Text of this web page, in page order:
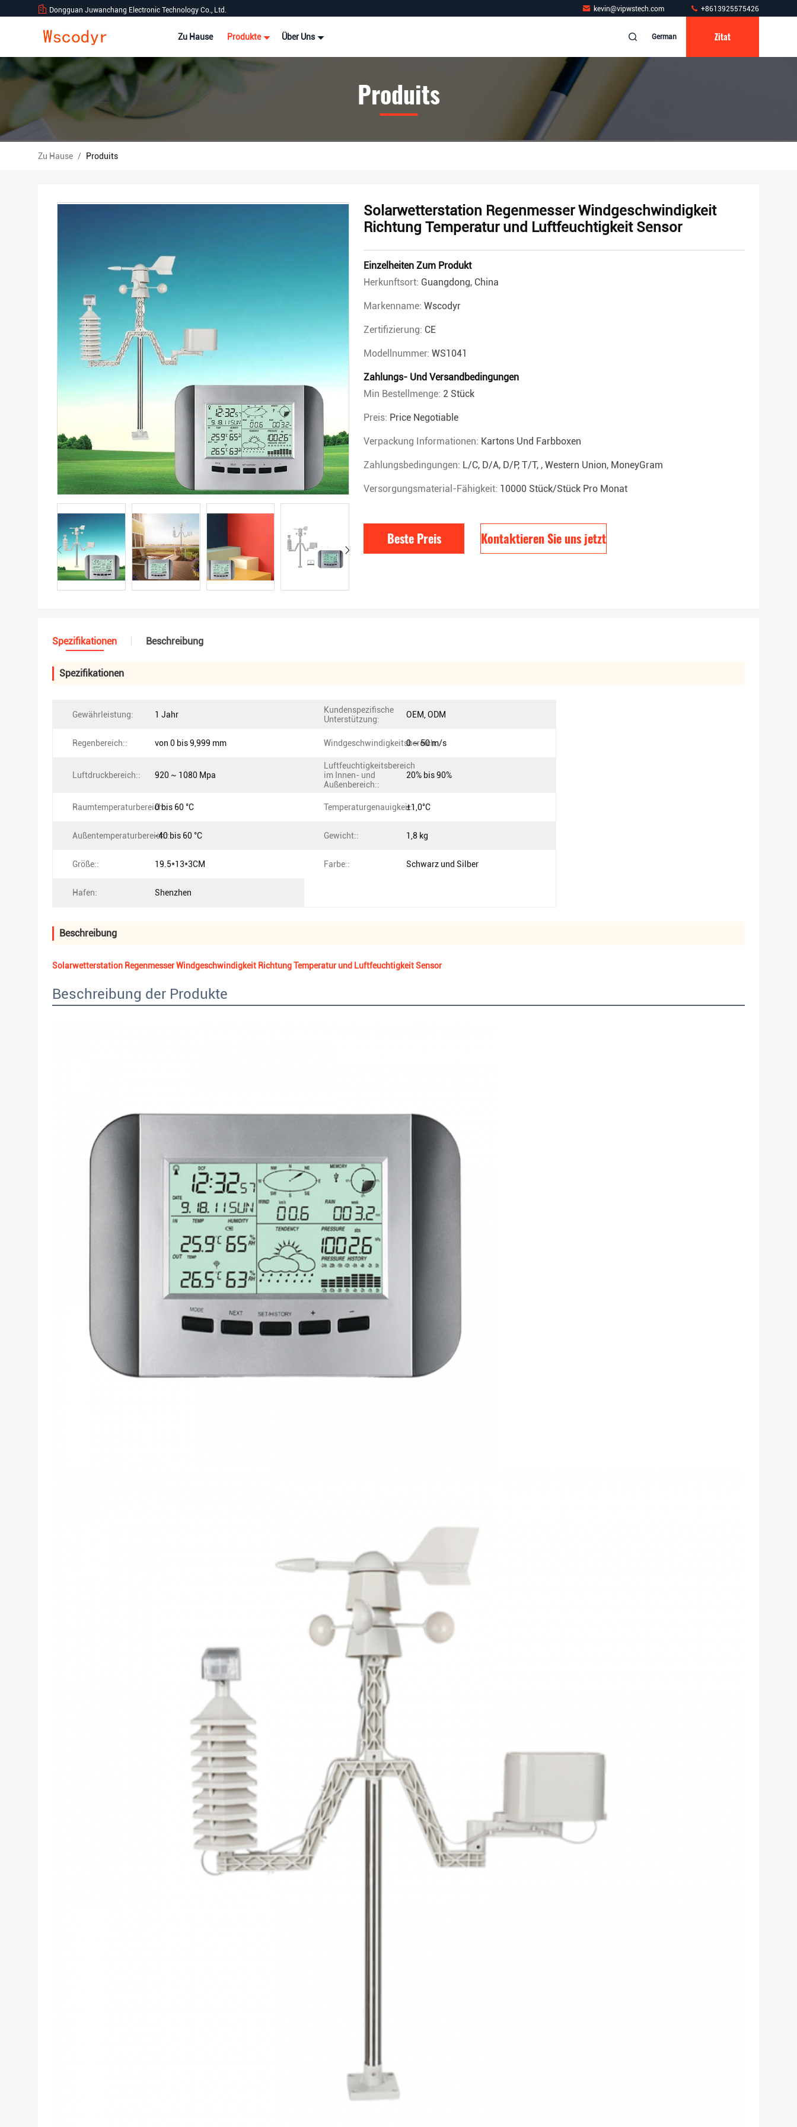
Dongguan Juwanchang Electronic Technology Co., Ltd. kevin@vipwstech.com +8613925575426
Zu Hause Produkte Über Uns German Zitat
Produits
Zu Hause / Produits
Solarwetterstation Regenmesser Windgeschwindigkeit
Richtung Temperatur und Luftfeuchtigkeit Sensor
Einzelheiten Zum Produkt
Herkunftsort: Guangdong, China
Markenname: Wscodyr
Zertifizierung: CE
Modellnummer: WS1041
Zahlungs- Und Versandbedingungen
Min Bestellmenge: 2 Stück
Preis: Price Negotiable
Verpackung Informationen: Kartons Und Farbboxen
Zahlungsbedingungen: L/C, D/A, D/P, T/T, , Western Union, MoneyGram
Versorgungsmaterial-Fähigkeit: 10000 Stück/Stück Pro Monat
Beste Preis Kontaktieren Sie uns jetzt
Spezifikationen Beschreibung
Spezifikationen
Gewährleistung: 1 Jahr
Kundenspezifische
Unterstützung:
OEM, ODM
Regenbereich:: von 0 bis 9,999 mm Windgeschwindigkeitsbereich:
0 ~ 50 m/s
Luftdruckbereich:: 920 ~ 1080 Mpa
Luftfeuchtigkeitsbereich
im Innen- und
Außenbereich::
20% bis 90%
Raumtemperaturbereich::0 bis 60 °C Temperaturgenauigkeit::±1,0°C
Außentemperaturbereich::-40 bis 60 °C Gewicht:: 1,8 kg
Größe:: 19.5*13*3CM Farbe:: Schwarz und Silber
Hafen: Shenzhen
Beschreibung
Solarwetterstation Regenmesser Windgeschwindigkeit Richtung Temperatur und Luftfeuchtigkeit Sensor
Beschreibung der Produkte